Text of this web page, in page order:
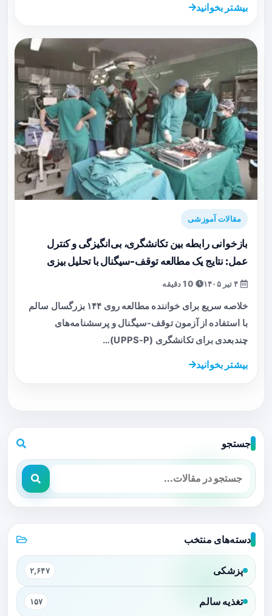
بیشتر بخوانید
مقالات آموزشی
بازخوانی رابطه بین تکانشگری، بی‌انگیزگی و کنترل
عمل: نتایج یک مطالعه توقف-سیگنال با تحلیل بیزی
خلاصه سریع برای خواننده مطالعه روی ۱۴۴ بزرگسال سالم
با استفاده از آزمون توقف-سیگنال و پرسشنامه‌های
چندبعدی برای تکانشگری (UPPS-P)…
بیشتر بخوانید
جستجو
دسته‌های منتخب
پزشکی ۲,۶۴۷
تغذیه سالم ۱۵۷